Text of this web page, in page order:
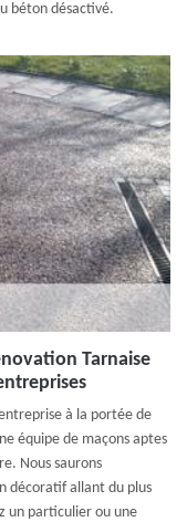
béton désactivé.
Tarnaise
à la portée de
équipe de maçons aptes
Nous saurons
décoratif allant du plus
un particulier ou une